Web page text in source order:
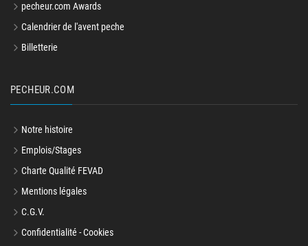
pecheur.com Awards
Calendrier de l'avent peche
Billetterie
PECHEUR.COM
Notre histoire
Emplois/Stages
Charte Qualité FEVAD
Mentions légales
C.G.V.
Confidentialité - Cookies